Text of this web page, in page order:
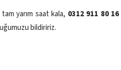
yarım saat kala, 0312 911 80 16
bildiririz.